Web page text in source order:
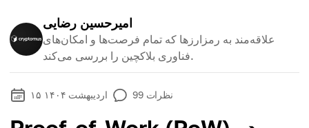
امیرحسین رضایی
علاقه‌مند به رمزارزها که تمام فرصت‌ها و امکان‌های
فناوری بلاکچین را بررسی می‌کند.
۱۵ اردیبهشت ۱۴۰۴ 99 نظرات